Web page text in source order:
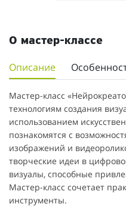
О мастер-классе
Описание
Мастер-класс
технологиям создания
использованием
познакомятся с
изображений и
творческие идеи в
визуалы, способные
Мастер-класс сочетает
инструменты.